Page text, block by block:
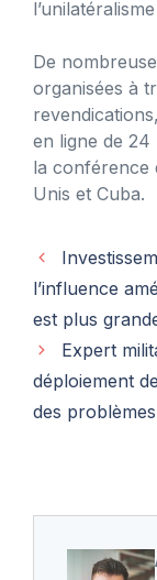
De
organisées à
en ligne de
la conférence
Unis et Cuba.
l’influence
est plus
Expert
déploiement
des